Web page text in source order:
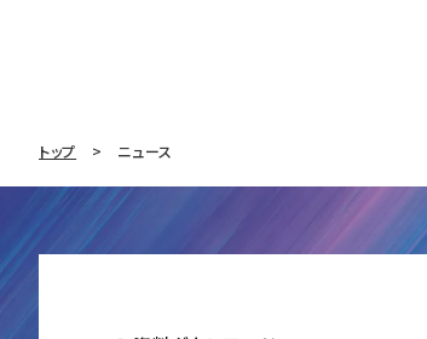
トップ ニュース